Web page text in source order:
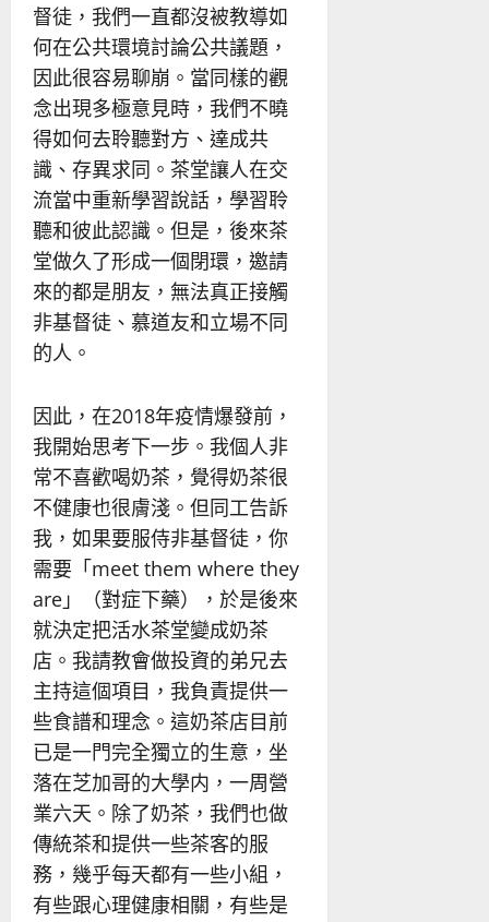
督徒，我們一直都沒被教導如
何在公共環境討論公共議題，
因此很容易聊崩。當同樣的觀
念出現多極意見時，我們不曉
得如何去聆聽對方、達成共
識、存異求同。茶堂讓人在交
流當中重新學習說話，學習聆
聽和彼此認識。但是，後來茶
堂做久了形成一個閉環，邀請
來的都是朋友，無法真正接觸
非基督徒、慕道友和立場不同
的人。
因此，在2018年疫情爆發前，
我開始思考下一步。我個人非
常不喜歡喝奶茶，覺得奶茶很
不健康也很膚淺。但同工告訴
我，如果要服侍非基督徒，你
需要「meet them where they
are」（對症下藥），於是後來
就決定把活水茶堂變成奶茶
店。我請教會做投資的弟兄去
主持這個項目，我負責提供一
些食譜和理念。這奶茶店目前
已是一門完全獨立的生意，坐
落在芝加哥的大學内，一周營
業六天。除了奶茶，我們也做
傳統茶和提供一些茶客的服
務，幾乎每天都有一些小組，
有些跟心理健康相關，有些是